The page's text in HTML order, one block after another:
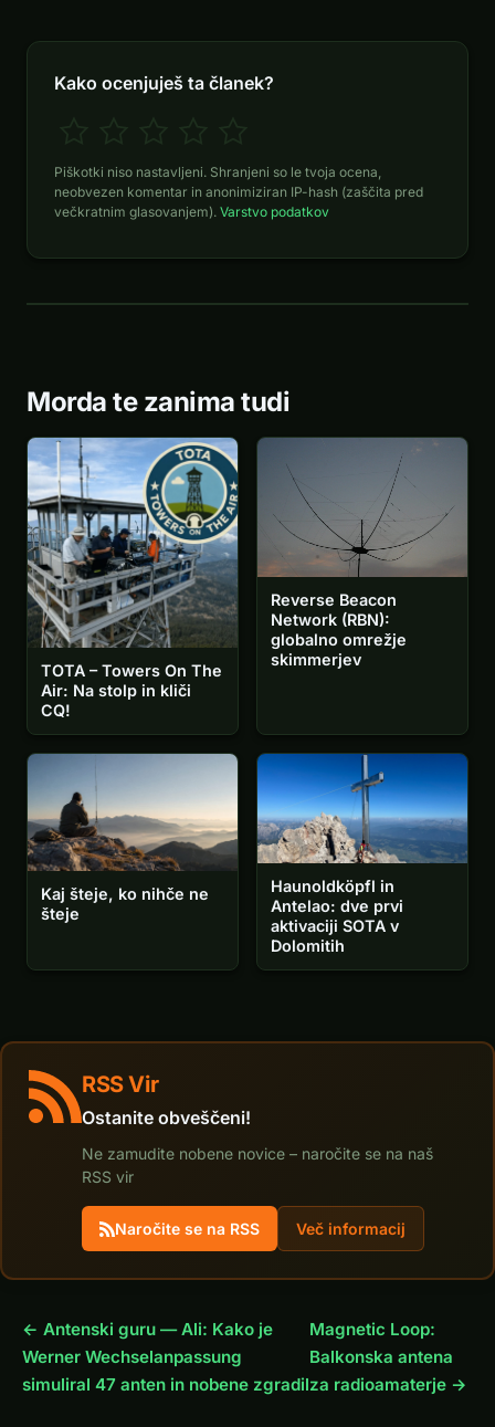
Kako ocenjuješ ta članek?
Piškotki niso nastavljeni. Shranjeni so le tvoja ocena,
neobvezen komentar in anonimiziran IP-hash (zaščita pred
večkratnim glasovanjem). Varstvo podatkov
Morda te zanima tudi
TOTA – Towers On The
Air: Na stolp in kliči
CQ!
Reverse Beacon
Network (RBN):
globalno omrežje
skimmerjev
Kaj šteje, ko nihče ne
šteje
Haunoldköpfl in
Antelao: dve prvi
aktivaciji SOTA v
Dolomitih
RSS Vir
Ostanite obveščeni!
Ne zamudite nobene novice – naročite se na naš
RSS vir
Naročite se na RSS Več informacij
← Antenski guru — Ali: Kako je
Werner Wechselanpassung
simuliral 47 anten in nobene zgradil
Magnetic Loop:
Balkonska antena
za radioamaterje →